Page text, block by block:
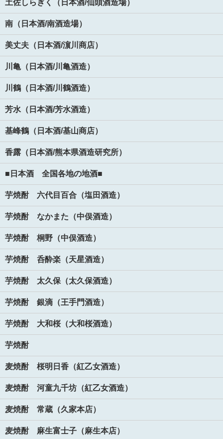
土佐しらぎく（日本酒/仙頭酒造場）
南（日本酒/南酒造場）
美丈夫（日本酒/濵川商店）
川亀（日本酒/川亀酒造）
川鶴（日本酒/川鶴酒造）
芳水（日本酒/芳水酒造）
基峰鶴（日本酒/基山商店）
香露（日本酒/熊本県酒造研究所）
■日本酒 全国各地の地酒■
芋焼酎 六代目百合（塩田酒造）
芋焼酎 なかまた（中俣酒造）
芋焼酎 桐野（中俣酒造）
芋焼酎 呑酔楽（天星酒造）
芋焼酎 太久保（太久保酒造）
芋焼酎 銀滴（王手門酒造）
芋焼酎 大和桜（大和桜酒造）
芋焼酎
麦焼酎 桜明日香（紅乙女酒造）
麦焼酎 河童九千坊（紅乙女酒造）
麦焼酎 常蔵（久家本店）
麦焼酎 麻生富士子（麻生本店）